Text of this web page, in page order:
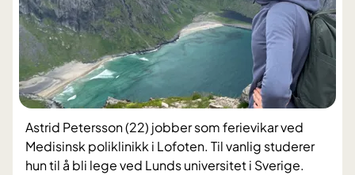
Astrid Petersson (22) jobber som ferievikar ved
Medisinsk poliklinikk i Lofoten. Til vanlig studerer
hun til å bli lege ved Lunds universitet i Sverige.